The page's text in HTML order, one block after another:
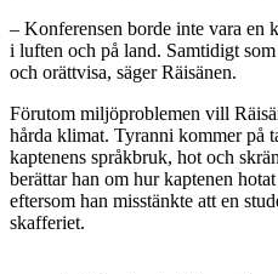
– Konferensen borde inte vara
i luften och på land. Samtidigt
och orättvisa, säger Räisänen.
Förutom miljöproblemen vill
hårda klimat. Tyranni kommer på
kaptenens språkbruk, hot och
berättar han om hur kaptenen
eftersom han misstänkte att en
skafferiet.